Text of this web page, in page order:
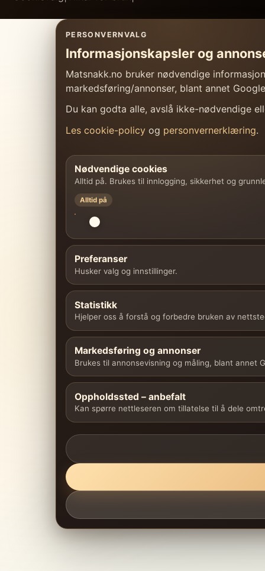
PERSONVERNVALG
Informasjonskapsler og
Matsnakk.no bruker nødvendige
markedsføring/annonser, blant annet
Du kan godta alle, avslå ikke-nødvendige
Les cookie-policy og personvernerklæring.
Nødvendige cookies
Alltid på. Brukes til innlogging, sikkerhet og
Alltid på
Preferanser
Husker valg og innstillinger.
Statistikk
Hjelper oss å forstå og forbedre bruken av
Markedsføring og annonser
Brukes til annonsevisning og måling, blant annet
Oppholdssted – anbefalt
Kan spørre nettleseren om tillatelse til å dele